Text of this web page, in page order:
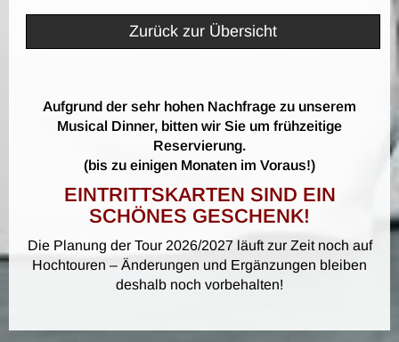
Zurück zur Übersicht
Aufgrund der sehr hohen Nachfrage zu unserem
Musical Dinner, bitten wir Sie um frühzeitige
Reservierung.
(bis zu einigen Monaten im Voraus!)
EINTRITTSKARTEN SIND EIN
SCHÖNES GESCHENK!
Die Planung der Tour 2026/2027 läuft zur Zeit noch auf
Hochtouren – Änderungen und Ergänzungen bleiben
deshalb noch vorbehalten!